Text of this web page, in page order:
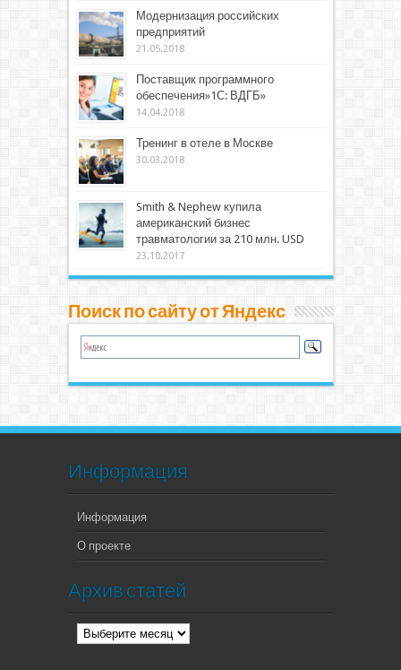
Модернизация российских
предприятий
21.05.2018
Поставщик программного
обеспечения»1С: ВДГБ»
14.04.2018
Тренинг в отеле в Москве
30.03.2018
Smith & Nephew купила
американский бизнес
травматологии за 210 млн. USD
23.10.2017
Поиск по сайту от Яндекс
Информация
Информация
О проекте
Архив статей
Архив
статей